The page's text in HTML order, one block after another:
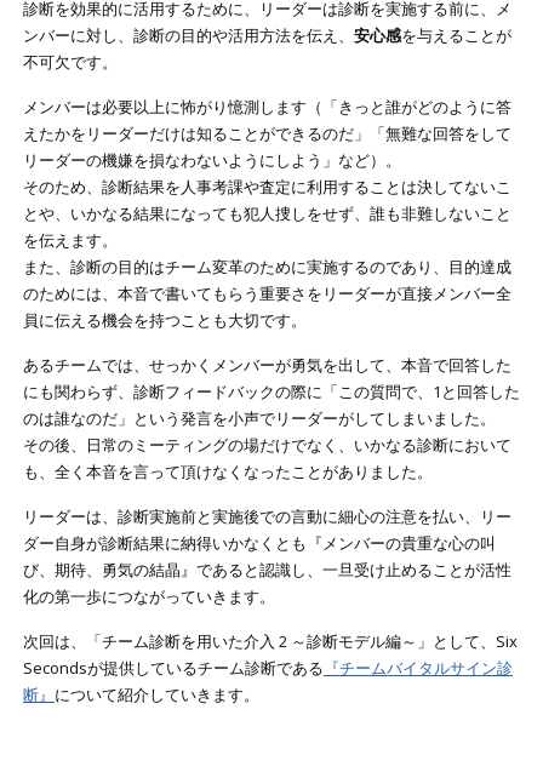
診断を効果的に活用するために、リーダーは診断を実施する前に、メ
ンバーに対し、診断の目的や活用方法を伝え、 安心感を与えることが
不可欠です。
メンバーは必要以上に怖がり憶測します（「きっと誰がどのように答
えたかをリーダーだけは知ることができるのだ」「無難な回答をして
リーダーの機嫌を損なわないようにしよう」など）。
そのため、診断結果を人事考課や査定に利用することは決してないこ
とや、いかなる結果になっても犯人捜しをせず、誰も非難しないこと
を伝えます。
また、診断の目的はチーム変革のために実施するのであり、目的達成
のためには、本音で書いてもらう重要さをリーダーが直接メンバー全
員に伝える機会を持つことも大切です。
あるチームでは、せっかくメンバーが勇気を出して、本音で回答した
にも関わらず、診断フィードバックの際に「この質問で、1と回答した
のは誰なのだ」という発言を小声でリーダーがしてしまいました。
その後、日常のミーティングの場だけでなく、いかなる診断において
も、全く本音を言って頂けなくなったことがありました。
リーダーは、診断実施前と実施後での言動に細心の注意を払い、リー
ダー自身が診断結果に納得いかなくとも『メンバーの貴重な心の叫
び、期待、勇気の結晶』であると認識し、一旦受け止めることが活性
化の第一歩につながっていきます。
次回は、「チーム診断を用いた介入 2 ～診断モデル編～」として、Six
Secondsが提供しているチーム診断である 『チームバイタルサイン診
断』 について紹介していきます。